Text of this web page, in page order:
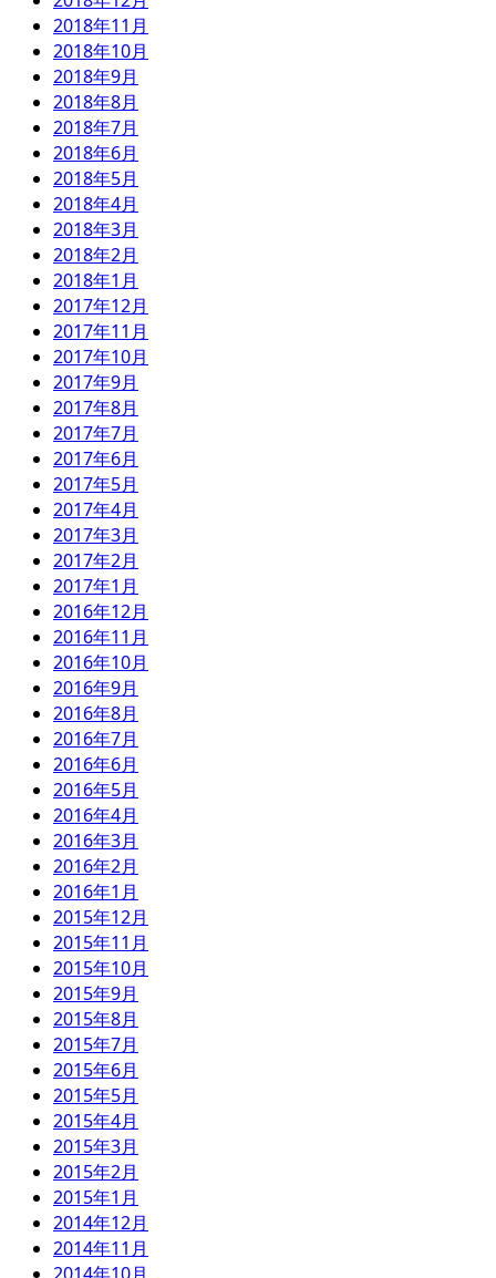
2018年11月
2018年10月
2018年9月
2018年8月
2018年7月
2018年6月
2018年5月
2018年4月
2018年3月
2018年2月
2018年1月
2017年12月
2017年11月
2017年10月
2017年9月
2017年8月
2017年7月
2017年6月
2017年5月
2017年4月
2017年3月
2017年2月
2017年1月
2016年12月
2016年11月
2016年10月
2016年9月
2016年8月
2016年7月
2016年6月
2016年5月
2016年4月
2016年3月
2016年2月
2016年1月
2015年12月
2015年11月
2015年10月
2015年9月
2015年8月
2015年7月
2015年6月
2015年5月
2015年4月
2015年3月
2015年2月
2015年1月
2014年12月
2014年11月